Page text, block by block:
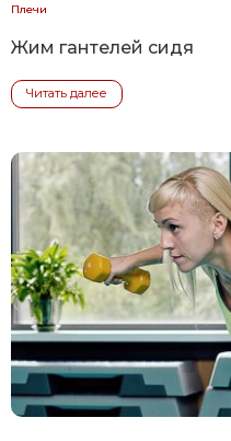
Плечи
Жим гантелей сидя
Читать далее